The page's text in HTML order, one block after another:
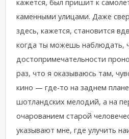
кажется, был пришит к
каменными улицами. Даже
здесь, кажется, становится
когда ты можешь наблюдать,
достопримечательности
раз, что я оказываюсь там,
кино — где-то на заднем
шотландских мелодий, а на
очарованием старой
указывают мне, где улучить